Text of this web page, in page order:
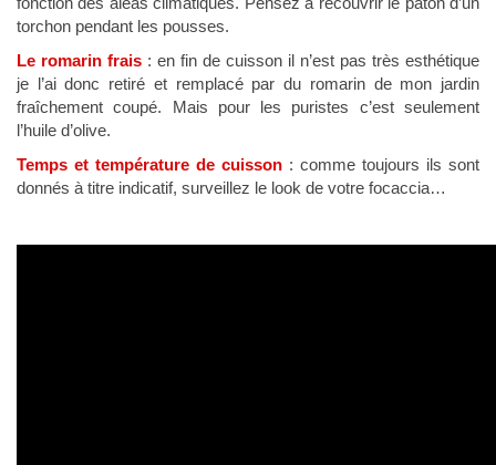
torchon pendant les pousses.
Le romarin frais : en fin de cuisson il n’est pas très esthétique
je l’ai donc retiré et remplacé par du romarin de mon jardin
fraîchement coupé. Mais pour les puristes c’est seulement
l’huile d’olive.
Temps et température de cuisson : comme toujours ils sont
donnés à titre indicatif, surveillez le look de votre focaccia…